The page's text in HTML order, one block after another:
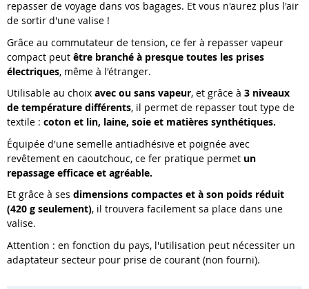
repasser de voyage dans vos bagages. Et vous n'aurez plus l'air
de sortir d'une valise !
Grâce au commutateur de tension, ce fer à repasser vapeur
compact peut être branché à presque toutes les prises
électriques, même à l'étranger.
Utilisable au choix avec ou sans vapeur, et grâce à 3 niveaux
de température différents, il permet de repasser tout type de
textile : coton et lin, laine, soie et matières synthétiques.
Équipée d'une semelle antiadhésive et poignée avec
revêtement en caoutchouc, ce fer pratique permet un
repassage efficace et agréable.
Et grâce à ses dimensions compactes et à son poids réduit
(420 g seulement), il trouvera facilement sa place dans une
valise.
Attention : en fonction du pays, l'utilisation peut nécessiter un
adaptateur secteur pour prise de courant (non fourni).